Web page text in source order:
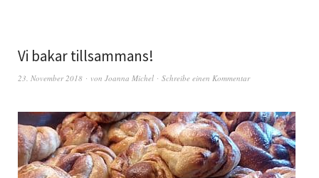
Vi bakar tillsammans!
23. November 2018 von Joanna Michel Schreibe einen Kommentar